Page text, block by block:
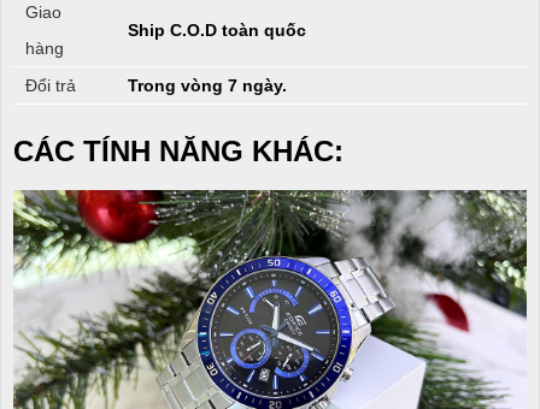
Giao
hàng
Ship C.O.D toàn quốc
Đổi trả Trong vòng 7 ngày.
CÁC TÍNH NĂNG KHÁC: